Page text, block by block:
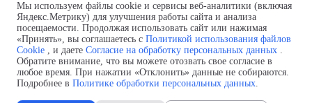
Поставка шинопроводов и комплектующих PowerSimple
оптом и в розницу
Телефон: +7 (499) 322-93-90
для звонков из Казахстана: +7 (717) 269-69-54
Почта: info@shinoprovod.com
Политика обработки персональных данных
Согласие на обработку персональных данных
Политика использования файлов cookie
Мы используем файлы cookie и сервисы веб-аналитики (включая
Яндекс.Метрику) для улучшения работы сайта и анализа
посещаемости. Продолжая использовать сайт или нажимая
«Принять», вы соглашаетесь с Политикой использования файлов
Cookie , и даете Согласие на обработку персональных данных .
Обратите внимание, что вы можете отозвать свое согласие в
любое время. При нажатии «Отклонить» данные не собираются.
Подробнее в Политике обработки персональных данных.